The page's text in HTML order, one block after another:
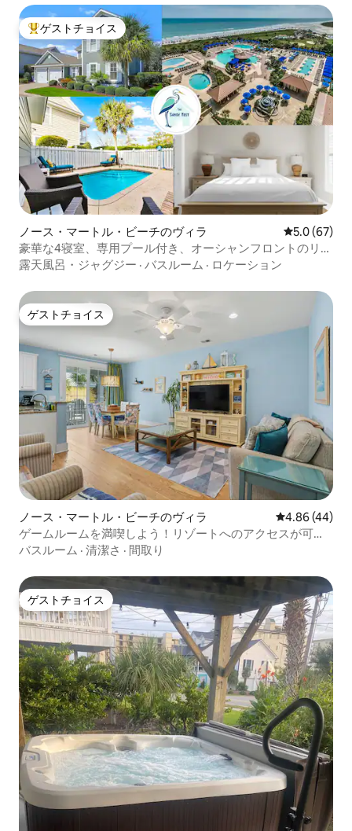
大好評のゲストチョイスです。
ゲストチョイス
ノース・マートル・ビーチのヴィラ レビュー67
5.0 (67)
豪華な4寝室、専用プール付き、オーシャンフロントのリゾ
ート
露天風呂・ジャグジー · バスルーム · ロケーション
ゲストチョイス
ゲストチョイス
ノース・マートル・ビーチのヴィラ レビュー44
4.86 (44)
ゲームルームを満喫しよう！リゾートへのアクセスが可能
なビーチに近い宿泊先
バスルーム · 清潔さ · 間取り
ゲストチョイス
ゲストチョイス